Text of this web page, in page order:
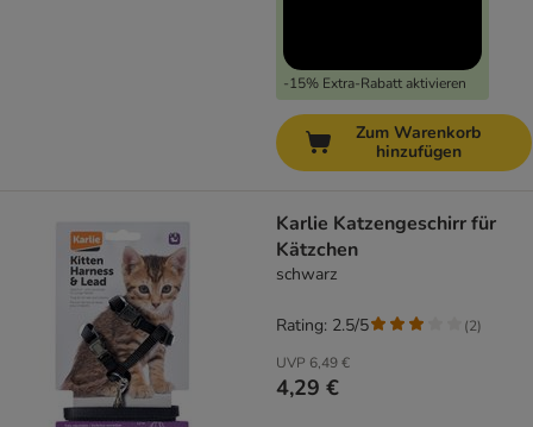
-15% Extra-Rabatt aktivieren
Zum Warenkorb
hinzufügen
Karlie Katzengeschirr für
Kätzchen
schwarz
UVP 6,49 €
4,29 €
Rating: 2.5/5 (2)